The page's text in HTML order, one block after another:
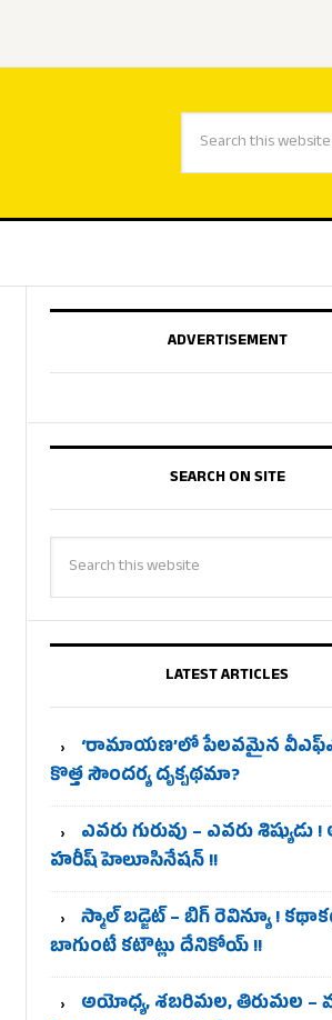
ADVERTISEMENT
SEARCH ON SITE
LATEST ARTICLES
‘రామాయణ’లో పేలవమైన
కొత్త సౌందర్య దృక్పథమా?
ఎవరు గురువు – ఎవరు
హరీష్ హెలూసినేషన్ !!
స్మాల్ బడ్జెట్ – బిగ్ రెవిన్యూ !
బాగుంటే కటౌట్లు దేనికోయ్ !!
అయోధ్య, శబరిమల, తిరుమల –